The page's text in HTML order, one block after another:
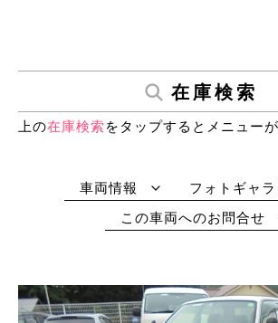
在庫検索
上の在庫検索をタップするとメニュー
車両情報
フォトギャラ
この車両へのお問合せ